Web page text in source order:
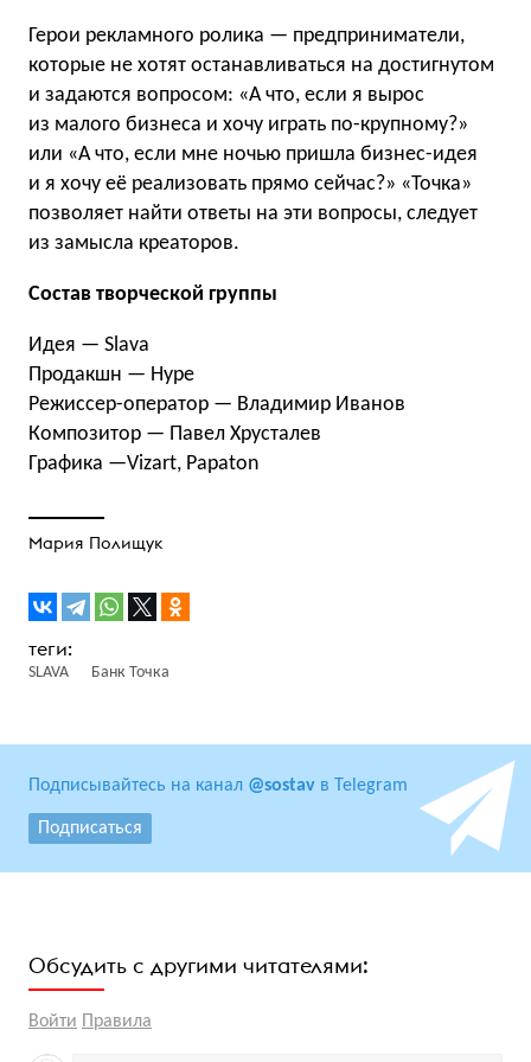
Герои рекламного ролика — предприниматели,
которые не хотят останавливаться на достигнутом
и задаются вопросом: «А что, если я вырос
из малого бизнеса и хочу играть по-крупному?»
или «А что, если мне ночью пришла бизнес-идея
и я хочу её реализовать прямо сейчас?» «Точка»
позволяет найти ответы на эти вопросы, следует
из замысла креаторов.
Состав творческой группы
Идея — Slava
Продакшн — Hype
Режиссер-оператор — Владимир Иванов
Композитор — Павел Хрусталев
Графика —Vizart, Papaton
Мария Полищук
SLAVA Банк Точка
Подписывайтесь на канал @sostav в Telegram
Подписаться
Обсудить с другими читателями:
Войти Правила